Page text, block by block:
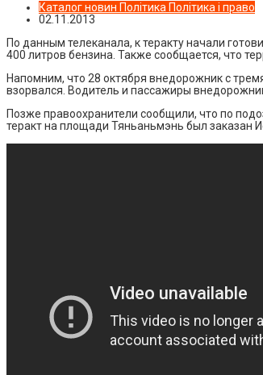
Каталог новин Політика Політика і право
02.11.2013
По данным телеканала, к теракту начали
400 литров бензина. Также сообщается, что
Напомним, что 28 октября внедорожник с
взорвался. Водитель и пассажиры
Позже правоохранители сообщили, что по
теракт на площади Тяньаньмэнь был заказан